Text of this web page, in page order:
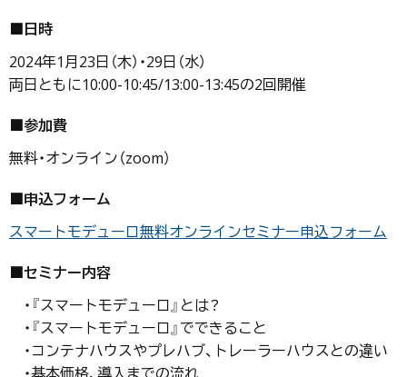
■日時
2024年1月23日（木）・29日（水）
両日ともに10:00-10:45/13:00-13:45の2回開催
■参加費
無料・オンライン（zoom）
■申込フォーム
スマートモデューロ無料オンラインセミナー申込フォーム
■セミナー内容
・『スマートモデューロ』とは？
・『スマートモデューロ』でできること
・コンテナハウスやプレハブ、トレーラーハウスとの違い